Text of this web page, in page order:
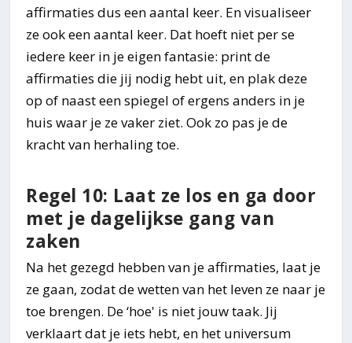
affirmaties dus een aantal keer. En visualiseer
ze ook een aantal keer. Dat hoeft niet per se
iedere keer in je eigen fantasie: print de
affirmaties die jij nodig hebt uit, en plak deze
op of naast een spiegel of ergens anders in je
huis waar je ze vaker ziet. Ook zo pas je de
kracht van herhaling toe.
Regel 10: Laat ze los en ga door
met je dagelijkse gang van
zaken
Na het gezegd hebben van je affirmaties, laat je
ze gaan, zodat de wetten van het leven ze naar je
toe brengen. De ‘hoe' is niet jouw taak. Jij
verklaart dat je iets hebt, en het universum